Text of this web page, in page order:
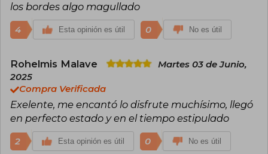
los bordes algo magullado
4 Esta opinión es útil 0 No es útil
Rohelmis Malave
Martes 03 de Junio,
2025
Compra Verificada
Exelente, me encantó lo disfrute muchísimo, llegó
en perfecto estado y en el tiempo estipulado
2 Esta opinión es útil 0 No es útil